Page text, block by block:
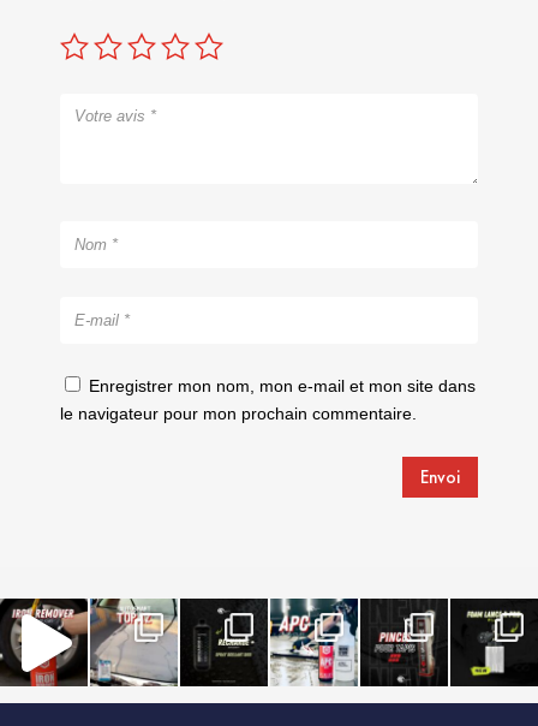
Enregistrer mon nom, mon e-mail et mon site dans
le navigateur pour mon prochain commentaire.
Envoi